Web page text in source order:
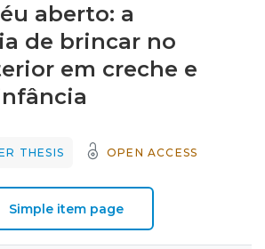
aberto: a
de brincar no
em creche e
THESIS OPEN ACCESS
Simple item page